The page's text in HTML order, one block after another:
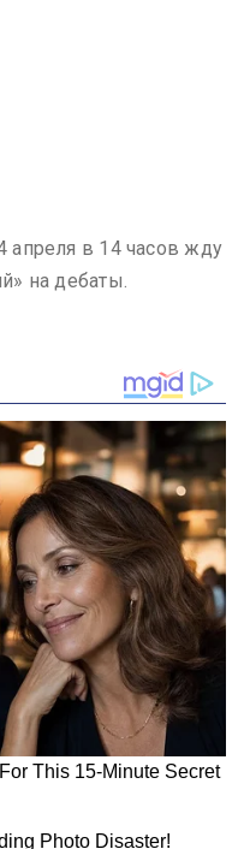
апреля в 14 часов жду
на дебаты.